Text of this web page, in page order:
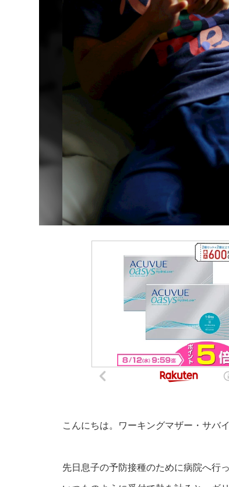
こんにちは。ワーキングマザー・サバ
先日息子の予防接種のために病院へ行っ